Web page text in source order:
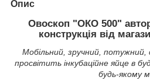
Опис
Овоскоп "ОКО 500"
конструкція від
Мобільний, зручний, потужний,
просвітить інкубаційне яйце в
будь-якому